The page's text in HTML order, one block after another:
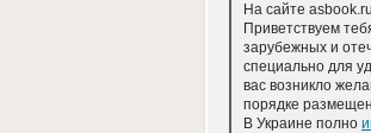
На сайте
Приветствуем
зарубежных и
специально для
вас возникло
порядке
В Украине полно